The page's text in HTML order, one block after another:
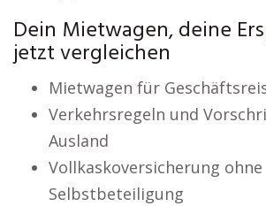
Dein Mietwagen, deine
jetzt vergleichen
Mietwagen für
Verkehrsregeln und
Ausland
Vollkaskoversicherung ohne
Selbstbeteiligung